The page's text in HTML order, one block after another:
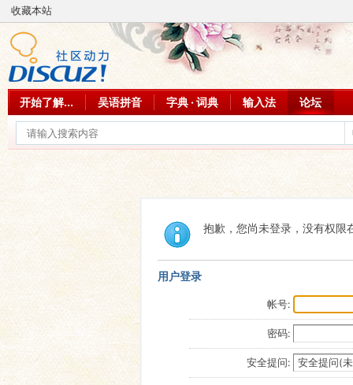
收藏本站
开始了解... 吴语拼音 字典 · 词典 输入法 论坛
抱歉，您尚未登录，没有权限
用户登录
帐号:
密码:
安全提问: